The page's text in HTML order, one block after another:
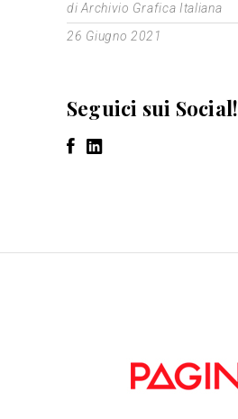
di Archivio Grafica Italiana
26 Giugno 2021
Seguici sui Social!